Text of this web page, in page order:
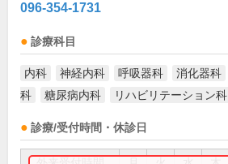
096-354-1731
診療科目
内科 神経内科 呼吸器科 消化器科
科
糖尿病内科 リハビリテーション科
診療/受付時間・休診日